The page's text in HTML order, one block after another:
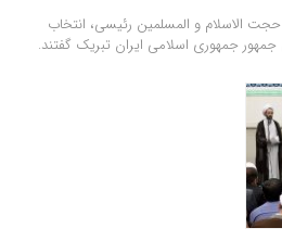
الاسلام و المسلمین رئیسی، انتخاب
جمهوری اسلامی ایران تبریک گفتند.